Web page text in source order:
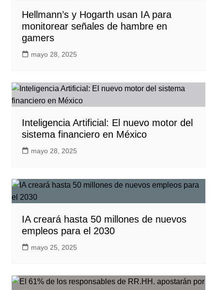
Hellmann’s y Hogarth usan IA para
monitorear señales de hambre en
gamers
mayo 28, 2025
Inteligencia Artificial: El nuevo motor del
sistema financiero en México
mayo 28, 2025
IA creará hasta 50 millones de nuevos
empleos para el 2030
mayo 25, 2025